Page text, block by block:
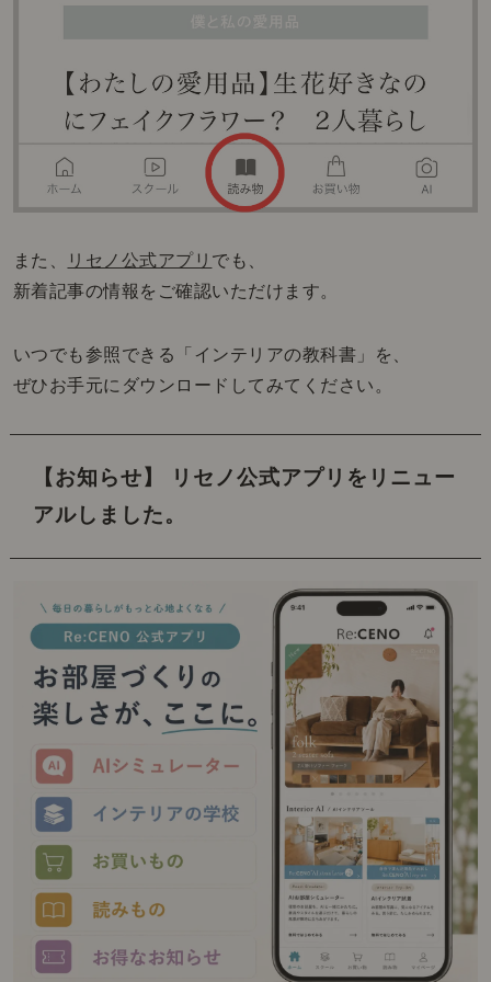
また、 リセノ公式アプリ でも、
新着記事の情報をご確認いただけます。
いつでも参照できる「インテリアの教科書」を、
ぜひお手元にダウンロードしてみてください。
【お知らせ】 リセノ公式アプリをリニュー
アルしました。